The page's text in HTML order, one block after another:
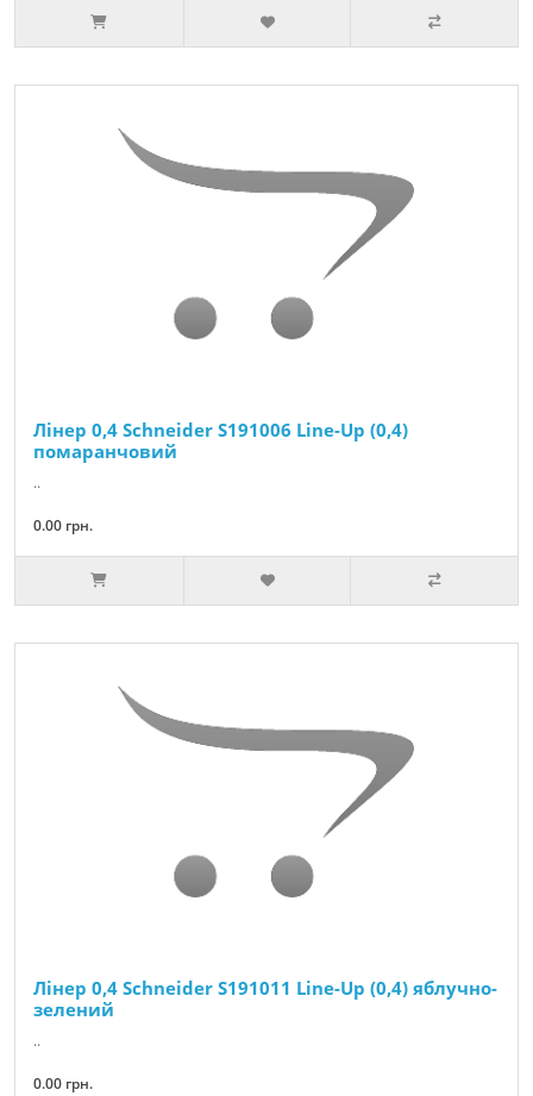
Лінер 0,4 Schneider S191006 Line-Up (0,4)
помаранчовий
..
0.00 грн.
Лінер 0,4 Schneider S191011 Line-Up (0,4) яблучно-
зелений
..
0.00 грн.